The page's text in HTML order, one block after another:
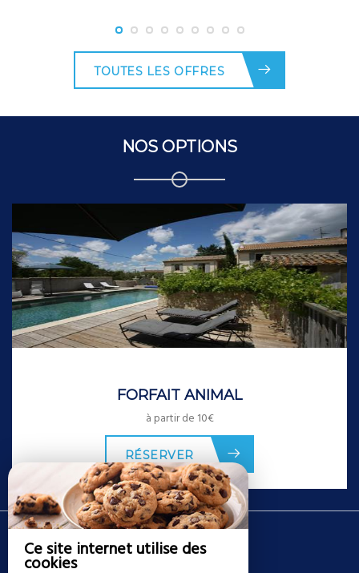
Ce site internet utilise des
cookies
TOUTES LES OFFRES
NOS OPTIONS
FORFAIT ANIMAL
à partir de 10€
RÉSERVER
Mas des Tourterelles
Mas des Tourterelles